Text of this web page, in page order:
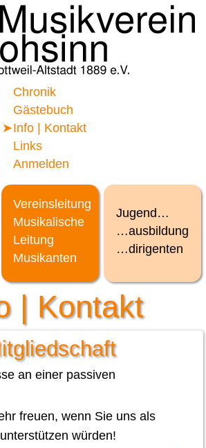
Chronik
Gästebuch
Info | Kontakt
Links
Anmelden
Vereinsleitung
Musikalische
Leitung
Musikanten
Jugend…
…ausbildung
…dirigenten
| Kontakt
an einer passiven
freuen, wenn Sie uns als
würden!